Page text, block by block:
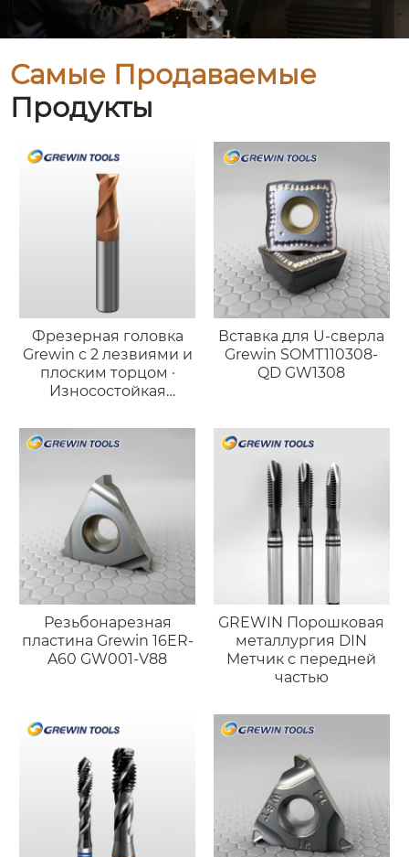
Самые Продаваемые
Продукты
Фрезерная головка
Grewin с 2 лезвиями и
плоским торцом ·
Износостойкая
Вставка для U-сверла
Grewin SOMT110308-
QD GW1308
Резьбонарезная
пластина Grewin 16ER-
A60 GW001-V88
GREWIN Порошковая
металлургия DIN
Метчик с передней
частью